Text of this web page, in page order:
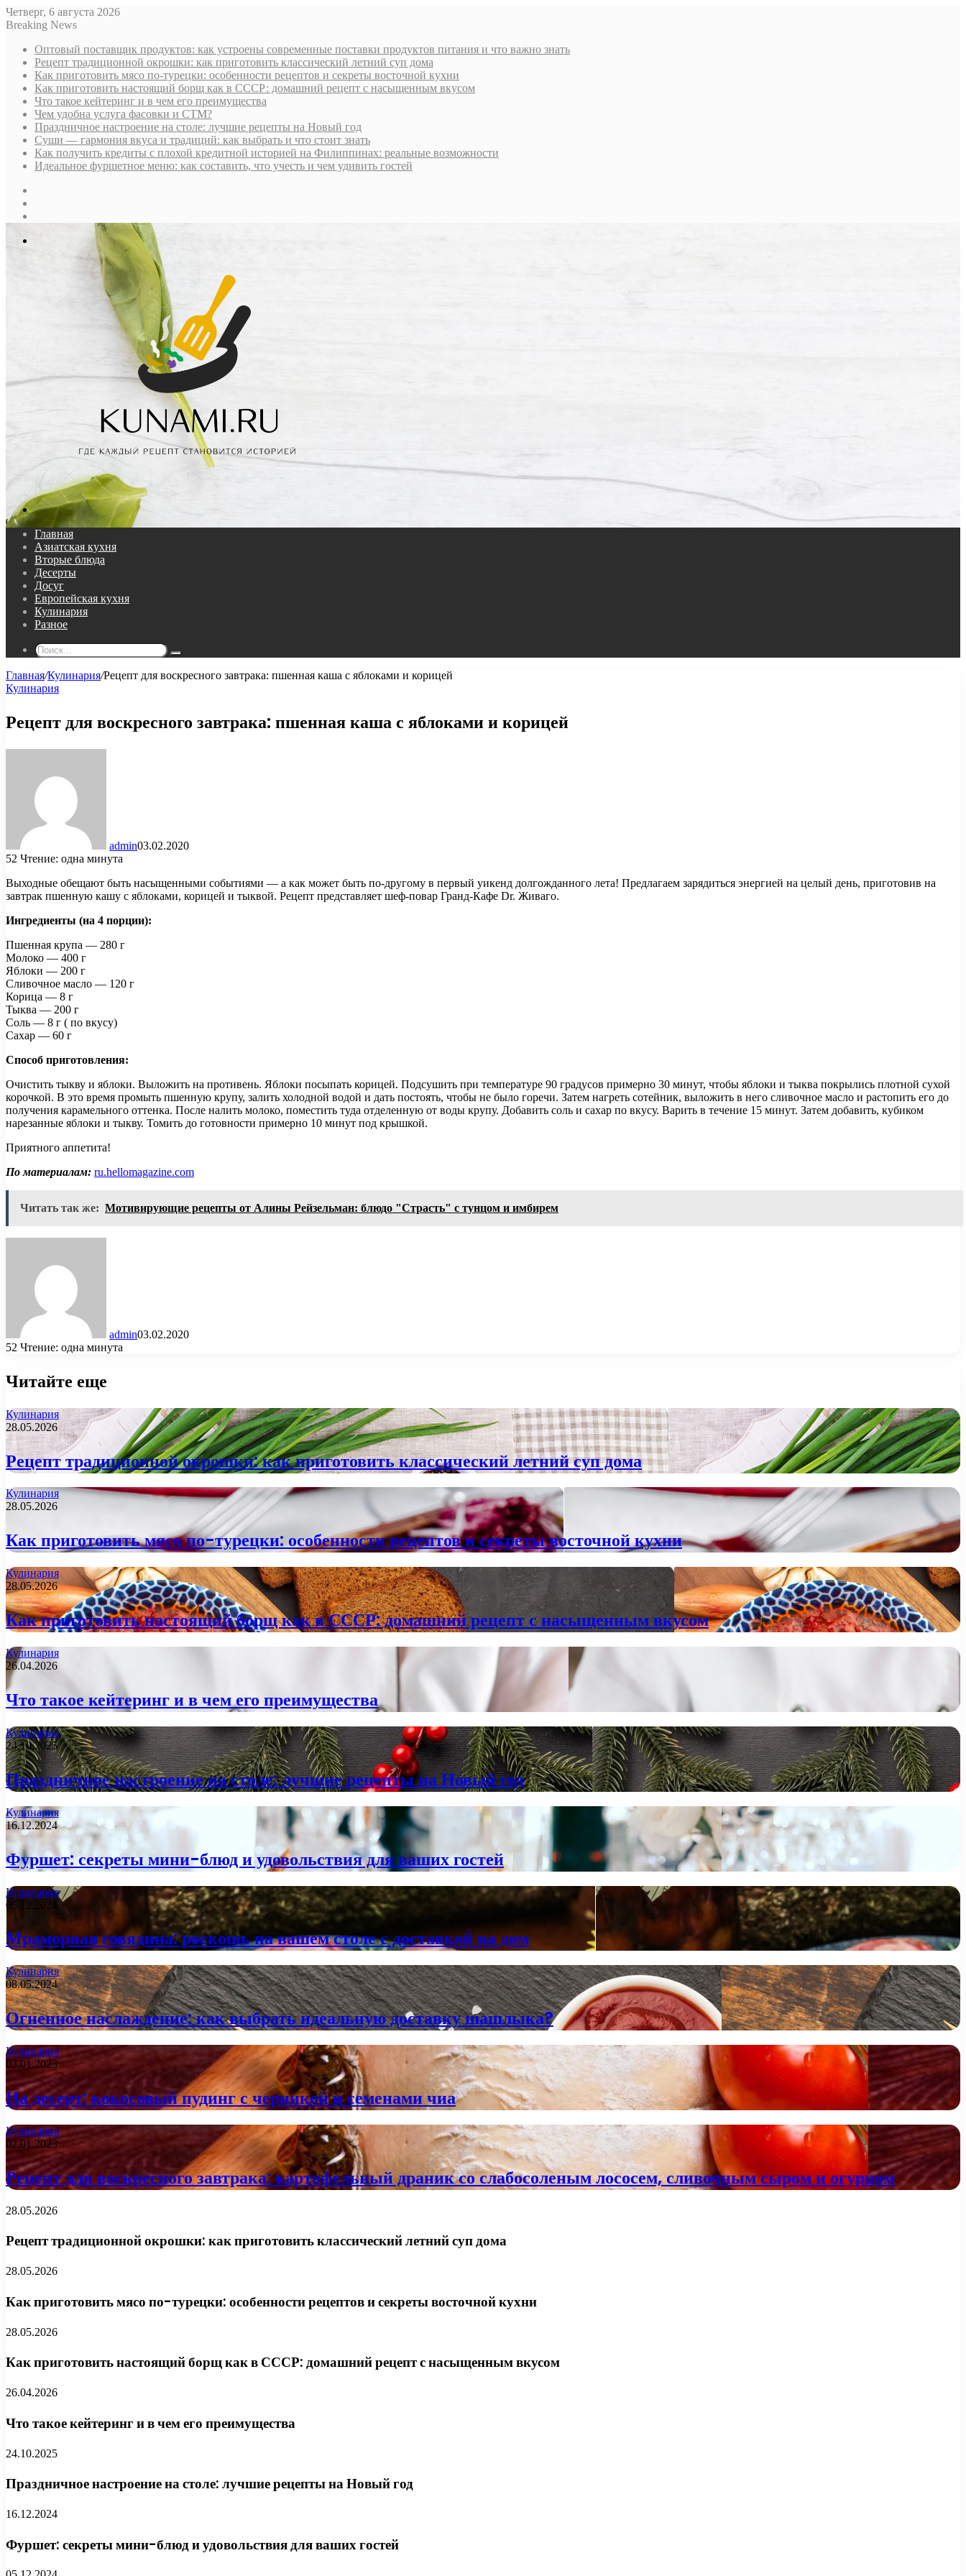
Четверг, 6 августа 2026
Breaking News
Оптовый поставщик продуктов: как устроены современные поставки продуктов питания и что важно знать
Рецепт традиционной окрошки: как приготовить классический летний суп дома
Как приготовить мясо по-турецки: особенности рецептов и секреты восточной кухни
Как приготовить настоящий борщ как в СССР: домашний рецепт с насыщенным вкусом
Что такое кейтеринг и в чем его преимущества
Чем удобна услуга фасовки и СТМ?
Праздничное настроение на столе: лучшие рецепты на Новый год
Суши — гармония вкуса и традиций: как выбрать и что стоит знать
Как получить кредиты с плохой кредитной историей на Филиппинах: реальные возможности
Идеальное фуршетное меню: как составить, что учесть и чем удивить гостей
Поиск...
Главная
Азиатская кухня
Вторые блюда
Десерты
Досуг
Европейская кухня
Кулинария
Разное
Поиск...
Главная/Кулинария/Рецепт для воскресного завтрака: пшенная каша с яблоками и корицей
Кулинария
Рецепт для воскресного завтрака: пшенная каша с яблоками и корицей
admin03.02.2020
52 Чтение: одна минута
Выходные обещают быть насыщенными событиями — а как может быть по-другому в первый уикенд долгожданного лета! Предлагаем зарядиться энергией на целый день, приготовив на
завтрак пшенную кашу с яблоками, корицей и тыквой. Рецепт представляет шеф-повар Гранд-Кафе Dr. Живаго.
Ингредиенты (на 4 порции):
Пшенная крупа — 280 г
Молоко — 400 г
Яблоки — 200 г
Сливочное масло — 120 г
Корица — 8 г
Тыква — 200 г
Соль — 8 г ( по вкусу)
Сахар — 60 г
Способ приготовления:
Очистить тыкву и яблоки. Выложить на противень. Яблоки посыпать корицей. Подсушить при температуре 90 градусов примерно 30 минут, чтобы яблоки и тыква покрылись плотной сухой
корочкой. В это время промыть пшенную крупу, залить холодной водой и дать постоять, чтобы не было горечи. Затем нагреть сотейник, выложить в него сливочное масло и растопить его до
получения карамельного оттенка. После налить молоко, поместить туда отделенную от воды крупу. Добавить соль и сахар по вкусу. Варить в течение 15 минут. Затем добавить, кубиком
нарезанные яблоки и тыкву. Томить до готовности примерно 10 минут под крышкой.
Приятного аппетита!
По материалам: ru.hellomagazine.com
Читать так же: Мотивирующие рецепты от Алины Рейзельман: блюдо "Страсть" с тунцом и имбирем
admin03.02.2020
52 Чтение: одна минута
Читайте еще
Кулинария
28.05.2026
Рецепт традиционной окрошки: как приготовить классический летний суп дома
Кулинария
28.05.2026
Как приготовить мясо по-турецки: особенности рецептов и секреты восточной кухни
Кулинария
28.05.2026
Как приготовить настоящий борщ как в СССР: домашний рецепт с насыщенным вкусом
Кулинария
26.04.2026
Что такое кейтеринг и в чем его преимущества
Кулинария
24.10.2025
Праздничное настроение на столе: лучшие рецепты на Новый год
Кулинария
16.12.2024
Фуршет: секреты мини-блюд и удовольствия для ваших гостей
Кулинария
05.12.2024
Мраморная говядина: роскошь на вашем столе с доставкой на дом
Кулинария
08.05.2024
Огненное наслаждение: как выбрать идеальную доставку шашлыка?
Кулинария
03.01.2023
На десерт: кокосовый пудинг с черникой и семенами чиа
Кулинария
02.01.2023
Рецепт для воскресного завтрака: картофельный драник со слабосоленым лососем, сливочным сыром и огурцом
28.05.2026
Рецепт традиционной окрошки: как приготовить классический летний суп дома
28.05.2026
Как приготовить мясо по-турецки: особенности рецептов и секреты восточной кухни
28.05.2026
Как приготовить настоящий борщ как в СССР: домашний рецепт с насыщенным вкусом
26.04.2026
Что такое кейтеринг и в чем его преимущества
24.10.2025
Праздничное настроение на столе: лучшие рецепты на Новый год
16.12.2024
Фуршет: секреты мини-блюд и удовольствия для ваших гостей